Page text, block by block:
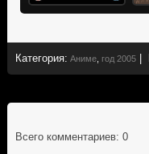
Категория: Аниме год 2005
Всего комментариев: 0